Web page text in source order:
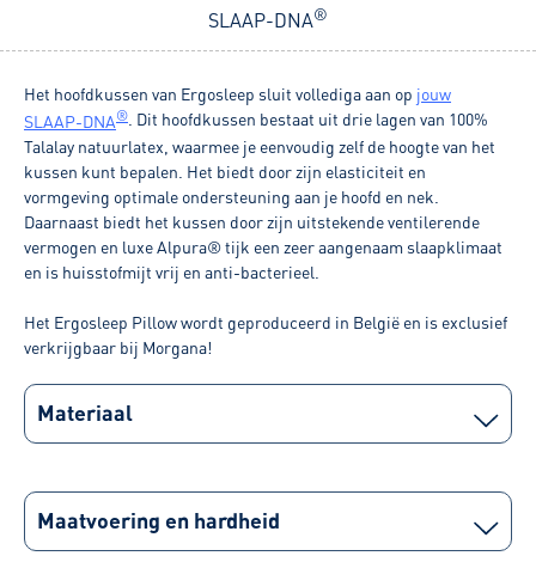
SLAAP-DNA®
Het hoofdkussen van Ergosleep sluit vollediga aan op jouw
SLAAP-DNA® . Dit hoofdkussen bestaat uit drie lagen van 100%
Talalay natuurlatex, waarmee je eenvoudig zelf de hoogte van het
kussen kunt bepalen. Het biedt door zijn elasticiteit en
vormgeving optimale ondersteuning aan je hoofd en nek.
Daarnaast biedt het kussen door zijn uitstekende ventilerende
vermogen en luxe Alpura® tijk een zeer aangenaam slaapklimaat
en is huisstofmijt vrij en anti-bacterieel.
Het Ergosleep Pillow wordt geproduceerd in België en is exclusief
verkrijgbaar bij Morgana!
Materiaal
Maatvoering en hardheid